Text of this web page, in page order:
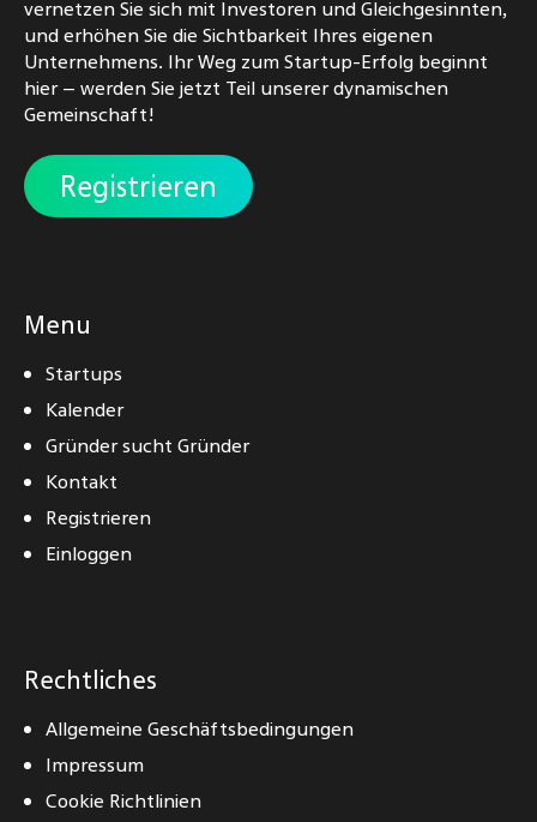
vernetzen Sie sich mit Investoren und Gleichgesinnten,
und erhöhen Sie die Sichtbarkeit Ihres eigenen
Unternehmens. Ihr Weg zum Startup-Erfolg beginnt
hier – werden Sie jetzt Teil unserer dynamischen
Gemeinschaft!
Registrieren
Menu
Startups
Kalender
Gründer sucht Gründer
Kontakt
Registrieren
Einloggen
Rechtliches
Allgemeine Geschäftsbedingungen
Impressum
Cookie Richtlinien